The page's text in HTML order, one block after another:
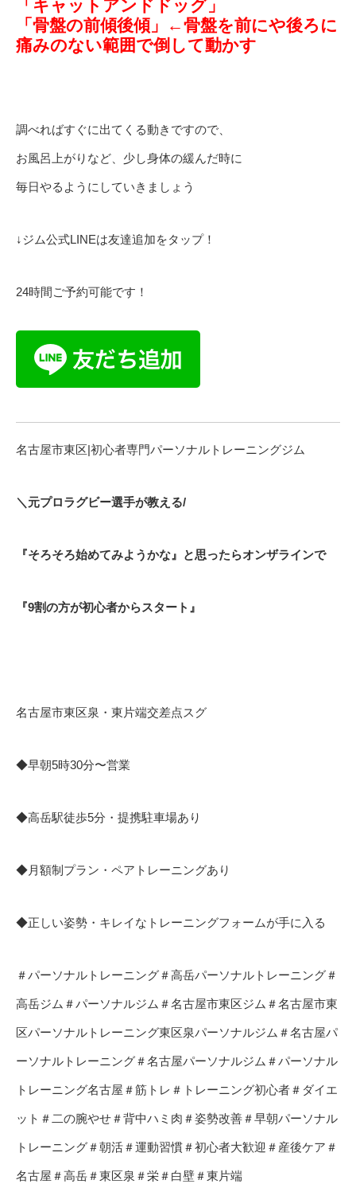
「キャットアンドドッグ」
「骨盤の前傾後傾」←骨盤を前にや後ろに
痛みのない範囲で倒して動かす
調べればすぐに出てくる動きですので、
お風呂上がりなど、少し身体の緩んだ時に
毎日やるようにしていきましょう
↓ジム公式LINEは友達追加をタップ！
24時間ご予約可能です！
名古屋市東区|初心者専門パーソナルトレーニングジム
＼元プロラグビー選手が教える/
『そろそろ始めてみようかな』と思ったらオンザラインで
『9割の方が初心者からスタート』
名古屋市東区泉・東片端交差点スグ
◆早朝5時30分〜営業
◆高岳駅徒歩5分・提携駐車場あり
◆月額制プラン・ペアトレーニングあり
◆正しい姿勢・キレイなトレーニングフォームが手に入る
＃パーソナルトレーニング＃高岳パーソナルトレーニング＃
高岳ジム＃パーソナルジム＃名古屋市東区ジム＃名古屋市東
区パーソナルトレーニング東区泉パーソナルジム＃名古屋パ
ーソナルトレーニング＃名古屋パーソナルジム＃パーソナル
トレーニング名古屋＃筋トレ＃トレーニング初心者＃ダイエ
ット＃二の腕やせ＃背中ハミ肉＃姿勢改善＃早朝パーソナル
トレーニング＃朝活＃運動習慣＃初心者大歓迎＃産後ケア＃
名古屋＃高岳＃東区泉＃栄＃白壁＃東片端